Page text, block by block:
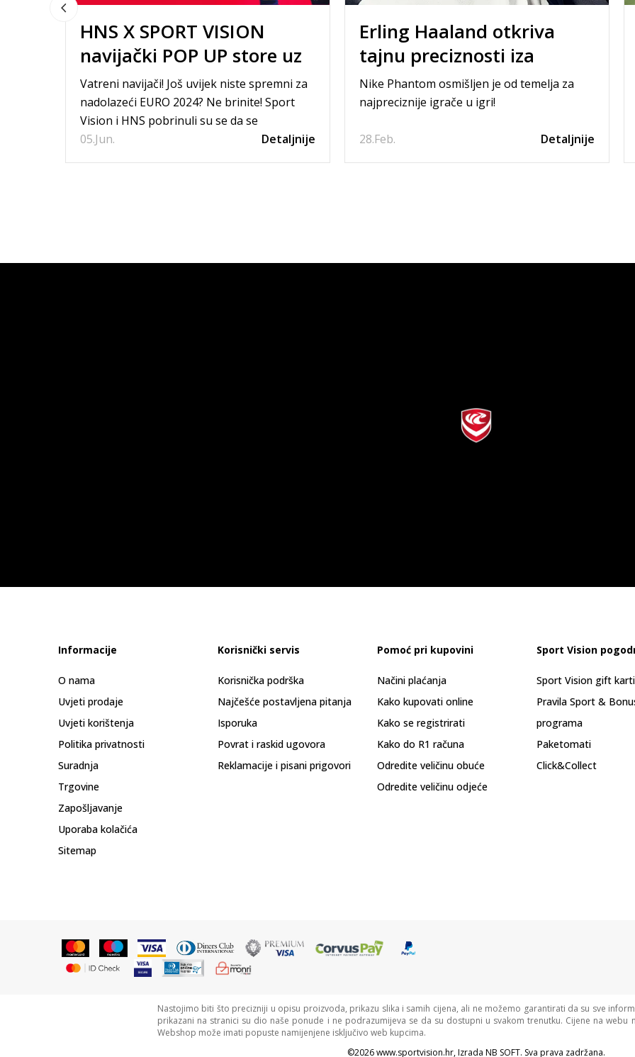
05.Jun.
HNS X SPORT VISION
navijački POP UP store uz
event cageball!
Vatreni navijači! Još uvijek niste spremni za
nadolazeći EURO 2024? Ne brinite! Sport
Vision i HNS pobrinuli su se da se
kompletno opremite za lu...
Detaljnije 28.Feb.
Erling Haaland otkriva
tajnu preciznosti iza
svakog udarca
Nike Phantom osmišljen je od temelja za
najpreciznije igrače u igri!
Detaljnije
Informacije
O nama
Uvjeti prodaje
Uvjeti korištenja
Politika privatnosti
Suradnja
Trgovine
Zapošljavanje
Uporaba kolačića
Sitemap
Korisnički servis
Korisnička podrška
Najčešće postavljena pitanja
Isporuka
Povrat i raskid ugovora
Reklamacije i pisani prigovori
Pomoć pri kupovini
Načini plaćanja
Kako kupovati online
Kako se registrirati
Kako do R1 računa
Odredite veličinu obuće
Odredite veličinu odjeće
Sport Vision
Sport Vision gift
Pravila Sport &
programa
Paketomati
Click&Collect
Nastojimo biti što precizniji u opisu proizvoda, prikazu slika i samih cijena, ali ne možemo garantirati da su sve
prikazani na stranici su dio naše ponude i ne podrazumijeva se da su dostupni u svakom trenutku. Cijene na webu
Webshop može imati popuste namijenjene isključivo web kupcima.
©2026www.sportvision.hr, Izrada NB SOFT. Sva prava zadržana.